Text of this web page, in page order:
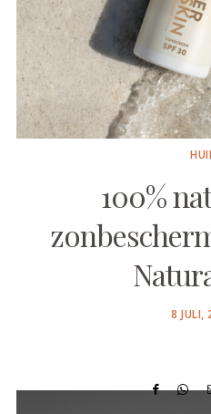
100%
8 JULI,